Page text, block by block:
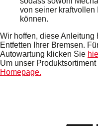
von seiner
können.
Wir hoffen, diese Anleitung
Entfetten Ihrer Bremsen.
Autowartung klicken Sie
Um unser
Homepage.